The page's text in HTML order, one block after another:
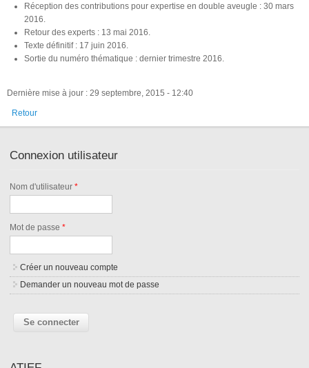
Réception des contributions pour expertise en double aveugle : 30 mars
2016.
Retour des experts : 13 mai 2016.
Texte définitif : 17 juin 2016.
Sortie du numéro thématique : dernier trimestre 2016.
Dernière mise à jour : 29 septembre, 2015 - 12:40
Retour
Connexion utilisateur
Nom d'utilisateur*
Mot de passe*
Créer un nouveau compte
Demander un nouveau mot de passe